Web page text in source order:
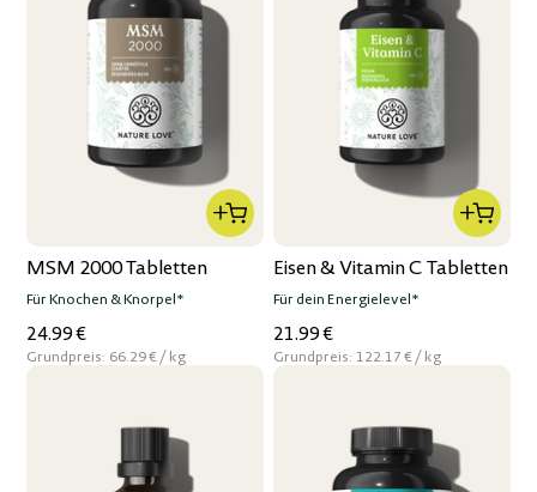
MSM 2000 Tabletten
Für Knochen & Knorpel*
24.99 €
Grundpreis: 66.29 €/per
kg
Eisen & Vitamin C Tabletten
Für dein Energielevel*
21.99 €
Grundpreis: 122.17 €/per
kg